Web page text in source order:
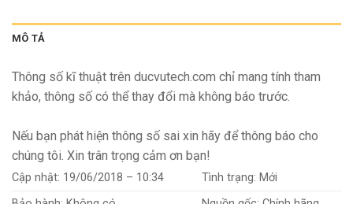
MÔ TẢ
Thông số kĩ thuật trên ducvutech.com chỉ mang tính tham
khảo, thông số có thể thay đổi mà không báo trước.
Nếu bạn phát hiện thông số sai xin hãy để thông báo cho
chúng tôi. Xin trân trọng cảm ơn bạn!
Cập nhật: 19/06/2018 – 10:34 Tình trạng: Mới